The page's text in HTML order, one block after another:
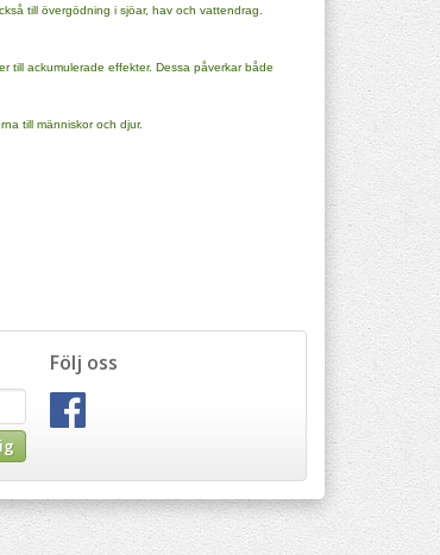
till övergödning i sjöar, hav och vattendrag.
till ackumulerade effekter. Dessa påverkar både
till människor och djur.
Följ oss